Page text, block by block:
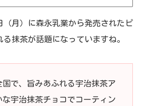
（月）に森永乳業から発売されたピ
抹茶が話題になっていますね。
国で、旨みあふれる宇治抹茶ア
宇治抹茶チョコでコーティン